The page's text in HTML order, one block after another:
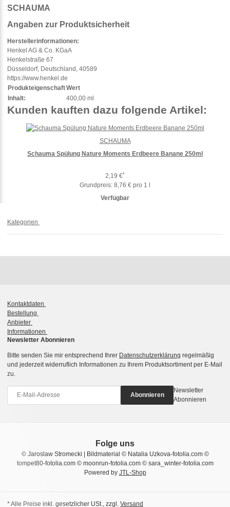
SCHAUMA
Angaben zur Produktsicherheit
Herstellerinformationen:
Henkel AG & Co. KGaA
Henkelstraße 67
Düsseldorf, Deutschland, 40589
https://www.henkel.de
ProdukteigenschaftWert
Inhalt:
400,00 ml
Kunden kauften dazu folgende Artikel:
Schauma Spülung Nature Moments Erdbeere Banane 250ml
2,19 €*
Grundpreis: 8,76 € pro 1 l
Verfügbar
SCHAUMA
Kategorien
Kontaktdaten
Bestellung
Anbieter
Informationen
Newsletter Abonnieren
Bitte senden Sie mir entsprechend Ihrer Datenschutzerklärung regelmäßig
und jederzeit widerruflich Informationen zu Ihrem Produktsortiment per E-Mail
zu.
Abonnieren
Newsletter
Abonnieren
© Jaroslaw Stromecki | Bildmaterial © Natalia Uzkova-fotolia.com ©
tompet80-fotolia.com © moonrun-fotolia.com © sara_winter-fotolia.com
Powered by JTL-Shop
Folge uns
* Alle Preise inkl. gesetzlicher USt., zzgl. Versand